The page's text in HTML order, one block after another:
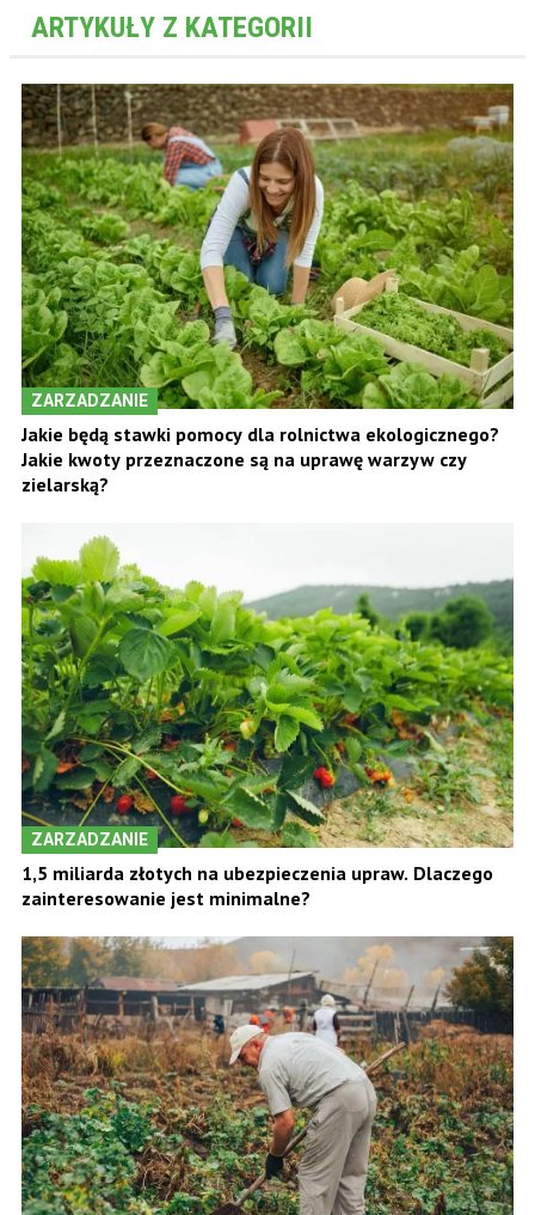
ARTYKUŁY Z KATEGORII
ZARZADZANIE
Jakie będą stawki pomocy dla rolnictwa ekologicznego?
Jakie kwoty przeznaczone są na uprawę warzyw czy
zielarską?
ZARZADZANIE
1,5 miliarda złotych na ubezpieczenia upraw. Dlaczego
zainteresowanie jest minimalne?